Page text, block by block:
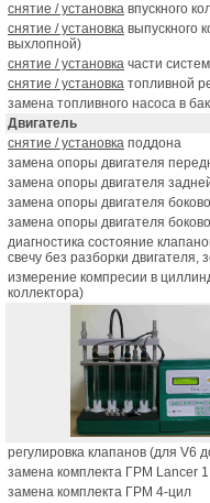
снятие / установка впускного
снятие / установка выпускного
выхлопной)
снятие / установка части
снятие / установка топливной
замена топливного насоса в
Двигатель
снятие / установка поддона
замена опоры двигателя
замена опоры двигателя
замена опоры двигателя
замена опоры двигателя
диагностика состояние
свечу без разборки двигателя,
измерение компресии в
коллектора)
регулировка клапанов (для V6
замена комплекта ГРМ Lancer
замена комплекта ГРМ 4-цил